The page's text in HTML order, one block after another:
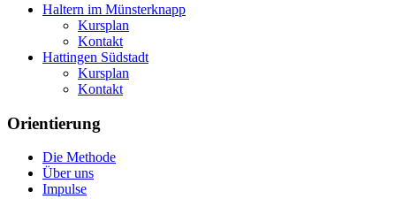
Haltern im Münsterknapp
Kursplan
Kontakt
Hattingen Südstadt
Kursplan
Kontakt
Orientierung
Die Methode
Über uns
Impulse